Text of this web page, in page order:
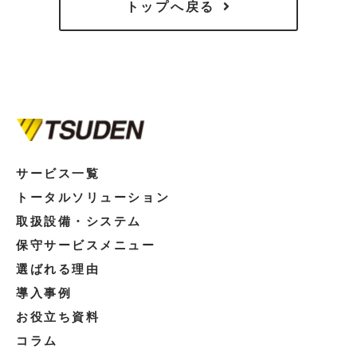
トップへ戻る
サービス一覧
トータルソリューション
取扱設備・システム
保守サービスメニュー
選ばれる理由
導入事例
お役立ち資料
コラム